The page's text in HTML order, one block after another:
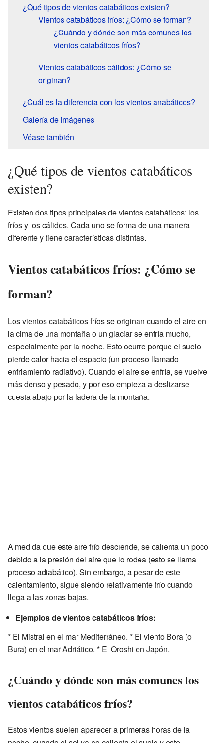
¿Qué tipos de vientos catabáticos existen?
Vientos catabáticos fríos: ¿Cómo se forman?
¿Cuándo y dónde son más comunes los
vientos catabáticos fríos?
Vientos catabáticos cálidos: ¿Cómo se
originan?
¿Cuál es la diferencia con los vientos anabáticos?
Galería de imágenes
Véase también
¿Qué tipos de vientos catabáticos
existen?
Existen dos tipos principales de vientos catabáticos: los
fríos y los cálidos. Cada uno se forma de una manera
diferente y tiene características distintas.
Vientos catabáticos fríos: ¿Cómo se
forman?
Los vientos catabáticos fríos se originan cuando el aire en
la cima de una montaña o un glaciar se enfría mucho,
especialmente por la noche. Esto ocurre porque el suelo
pierde calor hacia el espacio (un proceso llamado
enfriamiento radiativo). Cuando el aire se enfría, se vuelve
más denso y pesado, y por eso empieza a deslizarse
cuesta abajo por la ladera de la montaña.
A medida que este aire frío desciende, se calienta un poco
debido a la presión del aire que lo rodea (esto se llama
proceso adiabático). Sin embargo, a pesar de este
calentamiento, sigue siendo relativamente frío cuando
llega a las zonas bajas.
Ejemplos de vientos catabáticos fríos:
* El Mistral en el mar Mediterráneo. * El viento Bora (o
Bura) en el mar Adriático. * El Oroshi en Japón.
¿Cuándo y dónde son más comunes los
vientos catabáticos fríos?
Estos vientos suelen aparecer a primeras horas de la